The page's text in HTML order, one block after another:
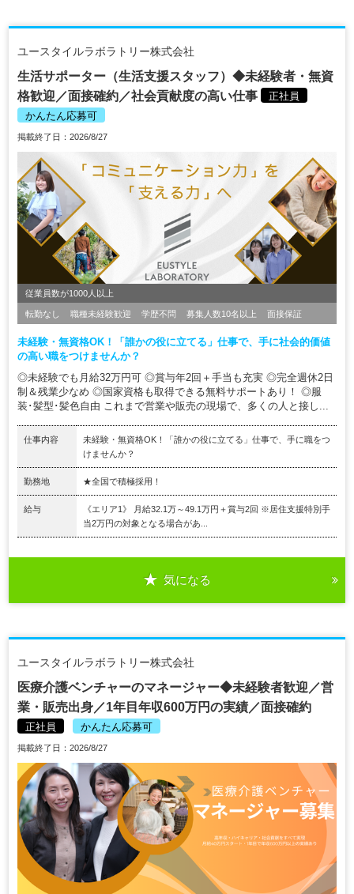
ユースタイルラボラトリー株式会社
生活サポーター（生活支援スタッフ）◆未経験者・無資
格歓迎／面接確約／社会貢献度の高い仕事
正社員
かんたん応募可
掲載終了日：2026/8/27
従業員数が1000人以上
転勤なし 職種未経験歓迎 学歴不問 募集人数10名以上 面接保証
未経験・無資格OK！「誰かの役に立てる」仕事で、手に社会的価値
の高い職をつけませんか？
◎未経験でも月給32万円可 ◎賞与年2回＋手当も充実 ◎完全週休2日
制＆残業少なめ ◎国家資格も取得できる無料サポートあり！ ◎服
装･髪型･髪色自由 これまで営業や販売の現場で、多くの人と接し...
仕事内容
未経験・無資格OK！「誰かの役に立てる」仕事で、手に職をつ
けませんか？
勤務地 ★全国で積極採用！
給与
《エリア1》 月給32.1万～49.1万円＋賞与2回 ※居住支援特別手
当2万円の対象となる場合があ...
気になる
ユースタイルラボラトリー株式会社
医療介護ベンチャーのマネージャー◆未経験者歓迎／営
業・販売出身／1年目年収600万円の実績／面接確約
正社員 かんたん応募可
掲載終了日：2026/8/27